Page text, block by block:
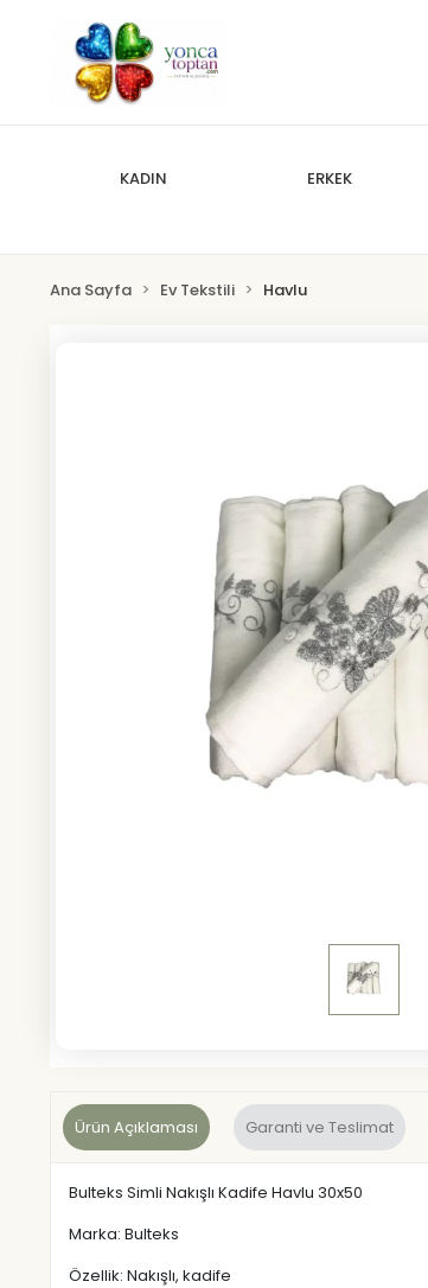
KADIN ERKEK
Ana Sayfa Ev Tekstili Havlu
Ürün Açıklaması Garanti ve Teslimat
Bulteks Simli Nakışlı Kadife Havlu 30x50
Marka: Bulteks
Özellik: Nakışlı, kadife